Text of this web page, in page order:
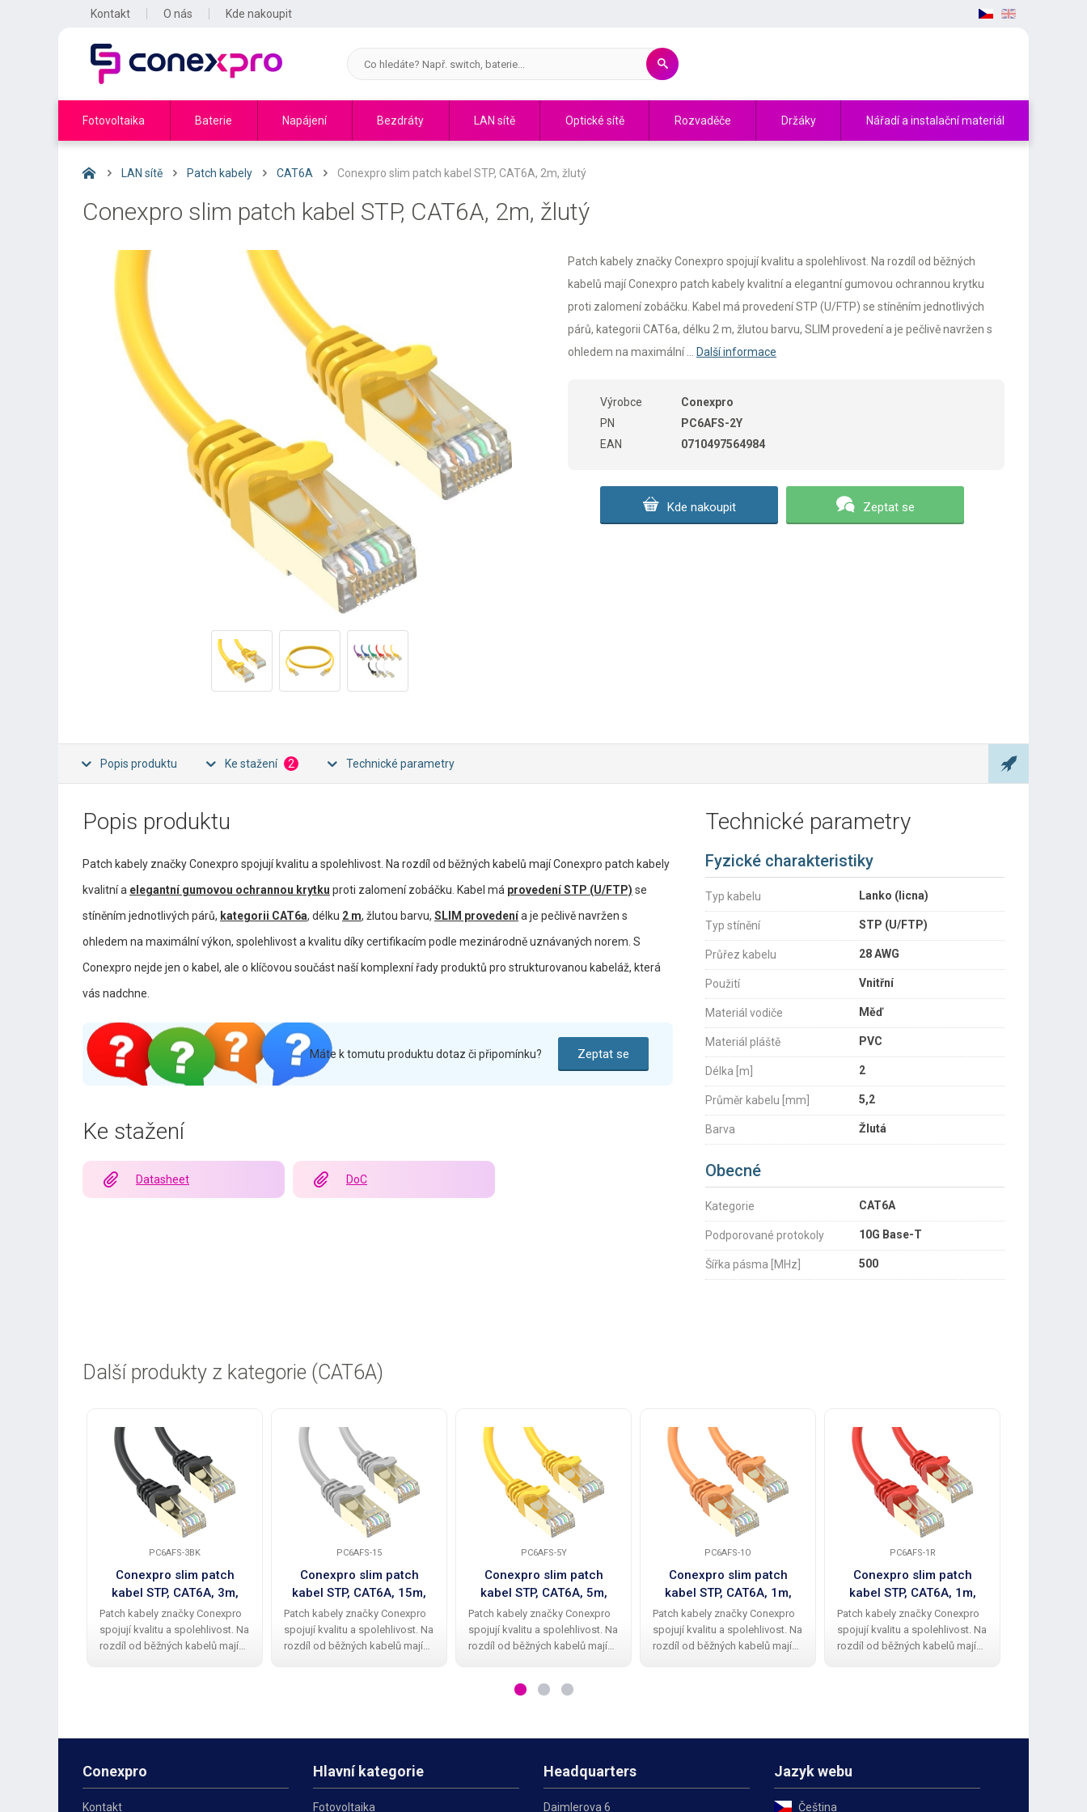
Kontakt O nás Kde nakoupit
Fotovoltaika Baterie Napájení Bezdráty LAN sítě Optické sítě Rozvaděče Držáky Nářadí a instalační materiál
LAN sítě Patch kabely CAT6A Conexpro slim patch kabel STP, CAT6A, 2m, žlutý
Conexpro slim patch kabel STP, CAT6A, 2m, žlutý
Patch kabely značky Conexpro spojují kvalitu a spolehlivost. Na rozdíl od běžných
kabelů mají Conexpro patch kabely kvalitní a elegantní gumovou ochrannou krytku
proti zalomení zobáčku. Kabel má provedení STP (U/FTP) se stíněním jednotlivých
párů, kategorii CAT6a, délku 2 m, žlutou barvu, SLIM provedení a je pečlivě navržen s
ohledem na maximální ...
Další informace
Výrobce
Conexpro
PN
PC6AFS-2Y
EAN
0710497564984
Kde nakoupit Zeptat se
Popis produktu Ke stažení 2 Technické parametry
Popis produktu
Patch kabely značky Conexpro spojují kvalitu a spolehlivost. Na rozdíl od běžných kabelů mají Conexpro patch kabely
kvalitní a elegantní gumovou ochrannou krytku proti zalomení zobáčku. Kabel má provedení STP (U/FTP) se
stíněním jednotlivých párů, kategorii CAT6a, délku 2 m, žlutou barvu, SLIM provedenía je pečlivě navržen s
ohledem na maximální výkon, spolehlivost a kvalitu díky certifikacím podle mezinárodně uznávaných norem. S
Conexpro nejde jen o kabel, ale o klíčovou součást naší komplexní řady produktů pro strukturovanou kabeláž, která
vás nadchne.
Máte k tomutu produktu dotaz či připomínku? Zeptat se
Ke stažení
Datasheet DoC
Technické parametry
Fyzické charakteristiky
Typ kabelu Lanko (licna)
Typ stínění STP (U/FTP)
Průřez kabelu 28 AWG
Použití Vnitřní
Materiál vodiče Měď
Materiál pláště PVC
Délka [m] 2
Průměr kabelu [mm] 5,2
Barva Žlutá
Obecné
Kategorie CAT6A
Podporované protokoly 10G Base-T
Šířka pásma [MHz] 500
Další produkty z kategorie (CAT6A)
PC6AFS-3BK
Conexpro slim patch
kabel STP, CAT6A, 3m,
černý
Patch kabely značky Conexpro
spojují kvalitu a spolehlivost. Na
rozdíl od běžných kabelů mají
PC6AFS-15
Conexpro slim patch
kabel STP, CAT6A, 15m,
šedý
Patch kabely značky Conexpro
spojují kvalitu a spolehlivost. Na
rozdíl od běžných kabelů mají
PC6AFS-5Y
Conexpro slim patch
kabel STP, CAT6A, 5m,
žlutý
Patch kabely značky Conexpro
spojují kvalitu a spolehlivost. Na
rozdíl od běžných kabelů mají
krytku proti zalomení zobáčku.
PC6AFS-1O
Conexpro slim patch
kabel STP, CAT6A, 1m,
oranžový
Patch kabely značky Conexpro
spojují kvalitu a spolehlivost. Na
rozdíl od běžných kabelů mají
PC6AFS-1R
Conexpro slim patch
kabel STP, CAT6A, 1m,
červený
Patch kabely značky Conexpro
spojují kvalitu a spolehlivost. Na
rozdíl od běžných kabelů mají
Conexpro
Kontakt
Hlavní kategorie
Fotovoltaika
Headquarters
Daimlerova 6
Jazyk webu
Čeština